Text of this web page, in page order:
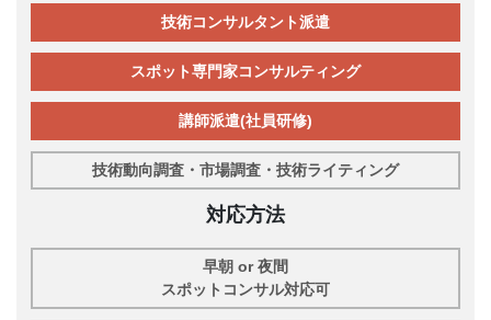
技術コンサルタント派遣
スポット専門家コンサルティング
講師派遣(社員研修)
技術動向調査・市場調査・技術ライティング
対応方法
早朝 or 夜間
スポットコンサル対応可